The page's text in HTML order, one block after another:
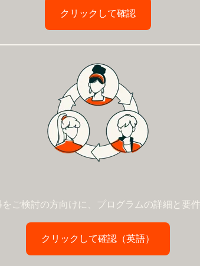
クリックして確認
ご検討の方向けに、プログラムの詳細と要
クリックして確認（英語）